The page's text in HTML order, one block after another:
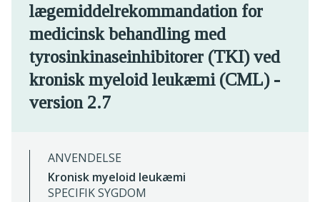
lægemiddelrekommandation for
medicinsk behandling med
tyrosinkinaseinhibitorer (TKI) ved
kronisk myeloid leukæmi (CML) -
version 2.7
ANVENDELSE
Kronisk myeloid leukæmi
SPECIFIK SYGDOM